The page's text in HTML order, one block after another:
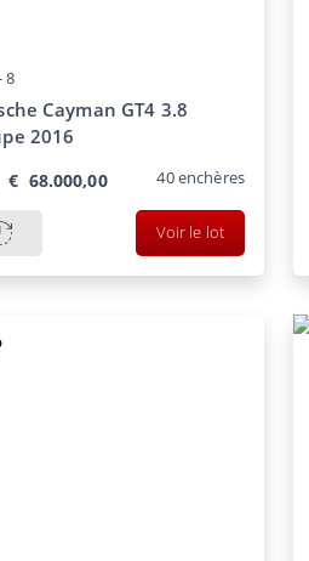
8
Cayman GT4 3.8
2016
€ 68.000,00 40enchères
Voir le lot